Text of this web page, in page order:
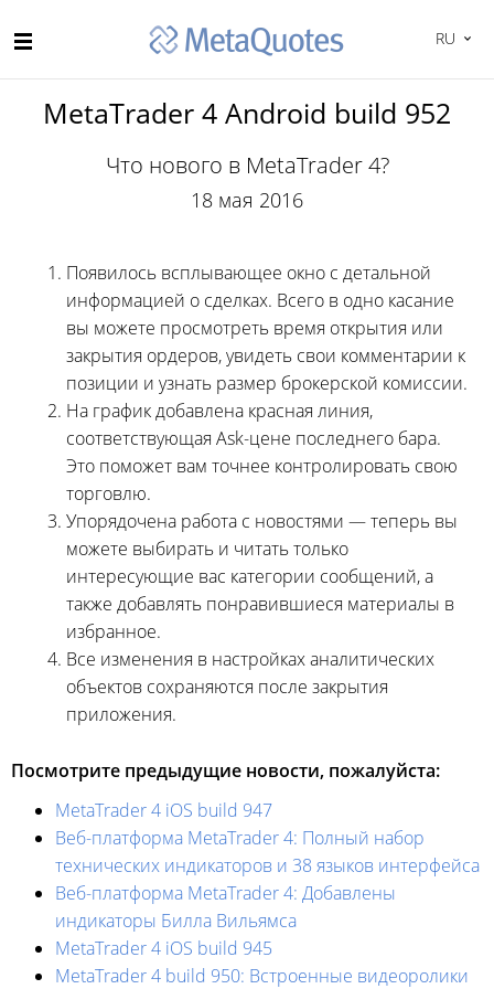
RU
MetaTrader 4 Android build 952
Что нового в MetaTrader 4?
18 мая 2016
Появилось всплывающее окно с детальной
информацией о сделках. Всего в одно касание
вы можете просмотреть время открытия или
закрытия ордеров, увидеть свои комментарии к
позиции и узнать размер брокерской комиссии.
На график добавлена красная линия,
соответствующая Ask-цене последнего бара.
Это поможет вам точнее контролировать свою
торговлю.
Упорядочена работа с новостями — теперь вы
можете выбирать и читать только
интересующие вас категории сообщений, а
также добавлять понравившиеся материалы в
избранное.
Все изменения в настройках аналитических
объектов сохраняются после закрытия
приложения.
Посмотрите предыдущие новости, пожалуйста:
MetaTrader 4 iOS build 947
Веб-платформа MetaTrader 4: Полный набор
технических индикаторов и 38 языков интерфейса
Веб-платформа MetaTrader 4: Добавлены
индикаторы Билла Вильямса
MetaTrader 4 iOS build 945
MetaTrader 4 build 950: Встроенные видеоролики